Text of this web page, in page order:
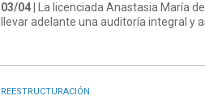
03/04 | La licenciada Anastasia María
llevar adelante una auditoría integral y
REESTRUCTURACIÓN